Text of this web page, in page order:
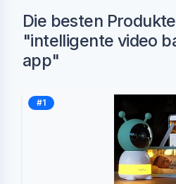
Die besten
"intelligente video
app"
#1